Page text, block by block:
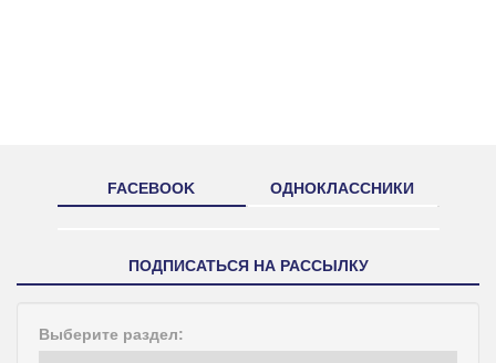
FACEBOOK ОДНОКЛАССНИКИ
ПОДПИСАТЬСЯ НА РАССЫЛКУ
Выберите раздел: